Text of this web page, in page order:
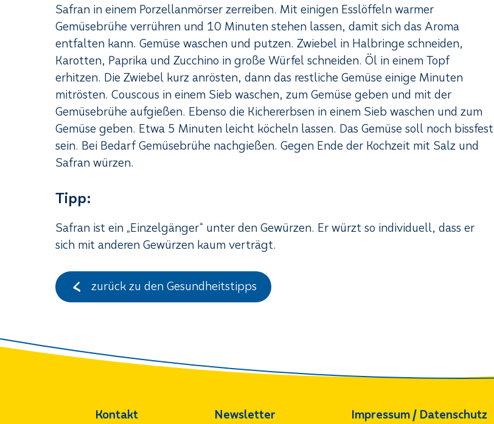
Safran in einem Porzellanmörser zerreiben. Mit einigen Esslöffeln warmer
Gemüsebrühe verrühren und 10 Minuten stehen lassen, damit sich das Aroma
entfalten kann. Gemüse waschen und putzen. Zwiebel in Halbringe schneiden,
Karotten, Paprika und Zucchino in große Würfel schneiden. Öl in einem Topf
erhitzen. Die Zwiebel kurz anrösten, dann das restliche Gemüse einige Minuten
mitrösten. Couscous in einem Sieb waschen, zum Gemüse geben und mit der
Gemüsebrühe aufgießen. Ebenso die Kichererbsen in einem Sieb waschen und zum
Gemüse geben. Etwa 5 Minuten leicht köcheln lassen. Das Gemüse soll noch bissfest
sein. Bei Bedarf Gemüsebrühe nachgießen. Gegen Ende der Kochzeit mit Salz und
Safran würzen.
Tipp:
Safran ist ein „Einzelgänger“ unter den Gewürzen. Er würzt so individuell, dass er
sich mit anderen Gewürzen kaum verträgt.
zurück zu den Gesundheitstipps
Kontakt Newsletter Impressum / Datenschutz